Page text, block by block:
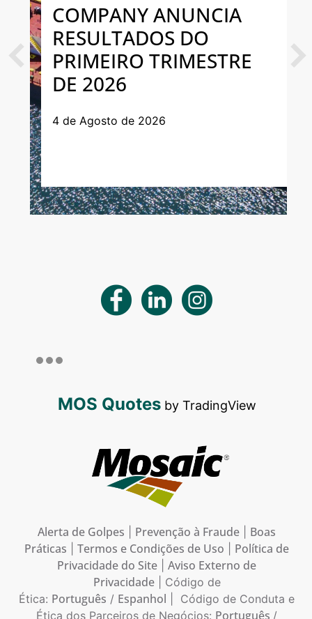
COMPANY ANUNCIA
RESULTADOS DO
PRIMEIRO TRIMESTRE
DE 2026
4 de Agosto de 2026
Previous
MOS Quotesby TradingView
Alerta de Golpes Prevenção à Fraude
Boas
Práticas
Termos e Condições de Uso
Política de
Privacidade do Site
Aviso Externo de
Privacidade| Código de
Ética: Português / Espanhol | Código de Conduta e
Ética dos Parceiros de Negócios: Português /